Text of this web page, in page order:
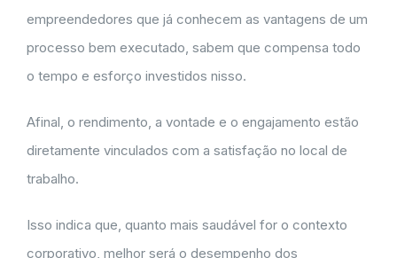
empreendedores que já conhecem as vantagens de um
processo bem executado, sabem que compensa todo
o tempo e esforço investidos nisso.
Afinal, o rendimento, a vontade e o engajamento estão
diretamente vinculados com a satisfação no local de
trabalho.
Isso indica que, quanto mais saudável for o contexto
corporativo, melhor será o desempenho dos